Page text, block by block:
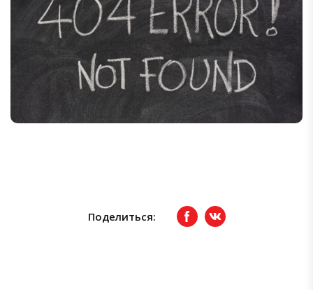
Поделиться: FacebookвКонтакте